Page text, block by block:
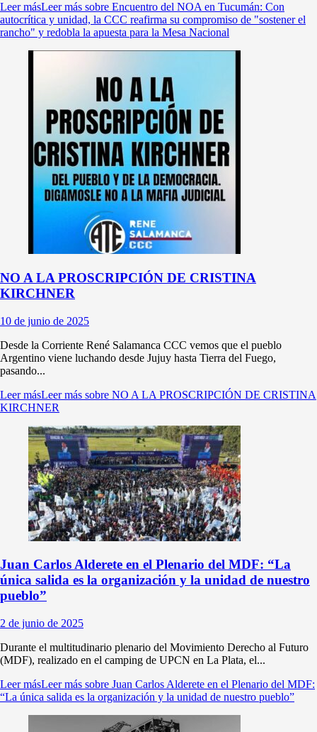
Leer másLeer más sobre Encuentro del NOA en Tucumán: Con
autocrítica y unidad, la CCC reafirma su compromiso de "sostener el
rancho" y redobla la apuesta para la Mesa Nacional
NO A LA PROSCRIPCIÓN DE CRISTINA
KIRCHNER
10 de junio de 2025
Desde la Corriente René Salamanca CCC vemos que el pueblo
Argentino viene luchando desde Jujuy hasta Tierra del Fuego,
pasando...
Leer másLeer más sobre NO A LA PROSCRIPCIÓN DE CRISTINA
KIRCHNER
Juan Carlos Alderete en el Plenario del MDF: “La
única salida es la organización y la unidad de nuestro
pueblo”
2 de junio de 2025
Durante el multitudinario plenario del Movimiento Derecho al Futuro
(MDF), realizado en el camping de UPCN en La Plata, el...
Leer másLeer más sobre Juan Carlos Alderete en el Plenario del MDF:
“La única salida es la organización y la unidad de nuestro pueblo”